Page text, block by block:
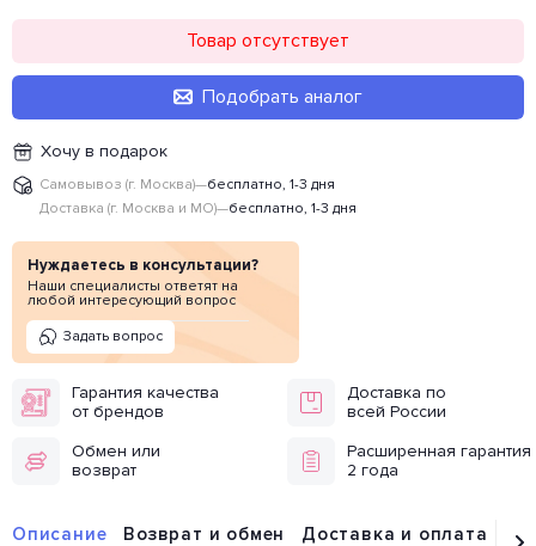
Товар отсутствует
Подобрать аналог
Хочу в подарок
Самовывоз (г. Москва)—бесплатно, 1-3 дня
Доставка (г. Москва и МО)—бесплатно, 1-3 дня
Нуждаетесь в консультации?
Наши специалисты ответят на
любой интересующий вопрос
Задать вопрос
Гарантия качества
от брендов
Доставка по
всей России
Обмен или
возврат
Расширенная гарантия
2 года
Описание Возврат и обмен Доставка и оплата